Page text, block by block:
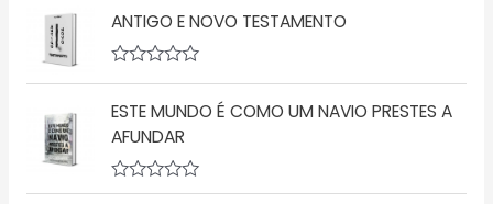
a
i
ç
ã
o
0
e
ANTIGO E NOVO TESTAMENTO
a
l
i
a
ç
ã
ESTE MUNDO É COMO UM NAVIO PRESTES A
AFUNDAR
A